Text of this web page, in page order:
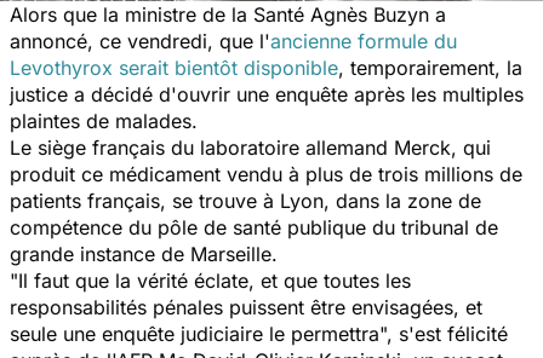
Alors que la ministre de la Santé Agnès Buzyn a
annoncé, ce vendredi, que l'ancienne formule du
Levothyrox serait bientôt disponible, temporairement, la
justice a décidé d'ouvrir une enquête après les multiples
plaintes de malades.
Le siège français du laboratoire allemand Merck, qui
produit ce médicament vendu à plus de trois millions de
patients français, se trouve à Lyon, dans la zone de
compétence du pôle de santé publique du tribunal de
grande instance de Marseille.
"Il faut que la vérité éclate, et que toutes les
responsabilités pénales puissent être envisagées, et
seule une enquête judiciaire le permettra", s'est félicité